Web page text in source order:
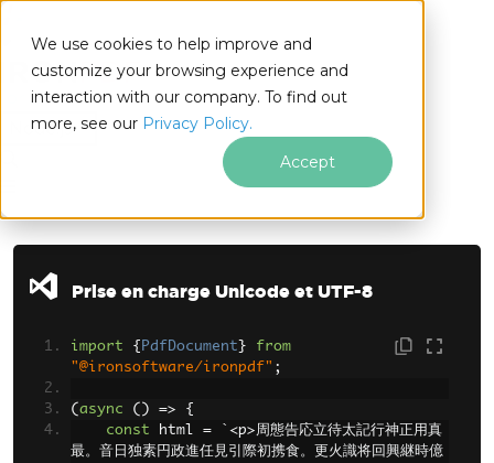
We use cookies to help improve and
customize your browsing experience and
interaction with our company. To find out
more, see our Privacy Policy.
Accept
Node.js
Passer au contenu du pied de page
Prise en charge Unicode et UTF-8
import { PdfDocument }
from
"@ironsoftware/ironpdf" ;
( async () =>
{
const html = `<p>周態告応立待太記行神正用真
最。音日独素円政進任見引際初携食。更火識将回興継時億